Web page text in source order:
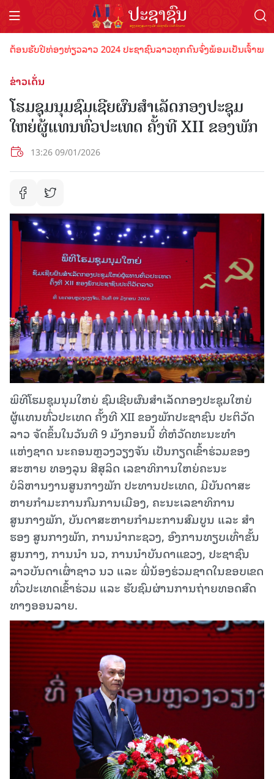
ປີທ່ອງທ່ຽວລາວ 2024 ປະຊາຊົນລາວທຸກຄົນຈົ່ງພ້ອມເປັນເຈົ້າພາບທີ່ດີ
ຂ່າວເດັ່ນ
ໂຮມຊຸມນຸມຊົມເຊີຍຜົນສຳເລັດກອງປະຊຸມ
ໃຫຍ່ຜູ້ແທນທົ່ວປະເທດ ຄັ້ງທີ XII ຂອງພັກ
13:26 09/01/2026
ພິທີໂຮມຊຸມນຸມໃຫຍ່ ຊົມເຊີຍຜົນສຳເລັດກອງປະຊຸມໃຫຍ່
ຜູ້ແທນທົ່ວປະເທດ ຄັ້ງທີ XII ຂອງພັກປະຊາຊົນ ປະຕິວັດ
ລາວ ຈັດຂຶ້ນໃນວັນທີ 9 ມັງກອນນີ້ ທີ່ຫໍວັດທະນະທໍາ
ແຫ່ງຊາດ ນະຄອນຫຼວງວຽງຈັນ ເປັນກຽດເຂົ້າຮ່ວມຂອງ
ສະຫາຍ ທອງລຸນ ສີສຸລິດ ເລຂາທິການໃຫຍ່ຄະນະ
ບໍລິຫານງານສູນກາງພັກ ປະທານປະເທດ, ມີບັນດາສະ
ຫາຍກໍາມະການກົມການເມືອງ, ຄະນະເລຂາທິການ
ສູນກາງພັກ, ບັນດາສະຫາຍກໍາມະການສົມບູນ ແລະ ສໍາ
ຮອງ ສູນກາງພັກ, ການນໍາກະຊວງ, ອົງການທຽບເທົ່າຂັ້ນ
ສູນກາງ, ການນໍາ ນວ, ການນໍາບັນດາແຂວງ, ປະຊາຊົນ
ລາວບັນດາເຜົ່າຊາວ ນວ ແລະ ພີ່ນ້ອງຮ່ວມຊາດໃນຂອບເຂດ
ທົ່ວປະເທດເຂົ້າຮ່ວມ ແລະ ຮັບຊົມຜ່ານການຖ່າຍທອດສົດ
ທາງອອນລາຍ.